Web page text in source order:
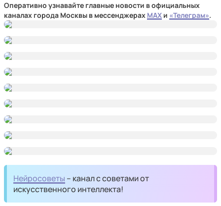
Оперативно узнавайте главные новости в официальных
каналах города Москвы в мессенджерах MAX и «Телеграм».
Нейросоветы – канал с советами от
искусственного интеллекта!